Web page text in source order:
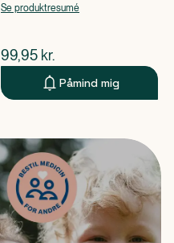
Se produktresumé
$nuværende pris
99,95 kr.
Påmind mig